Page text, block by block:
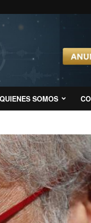
QUIENES SOMOS